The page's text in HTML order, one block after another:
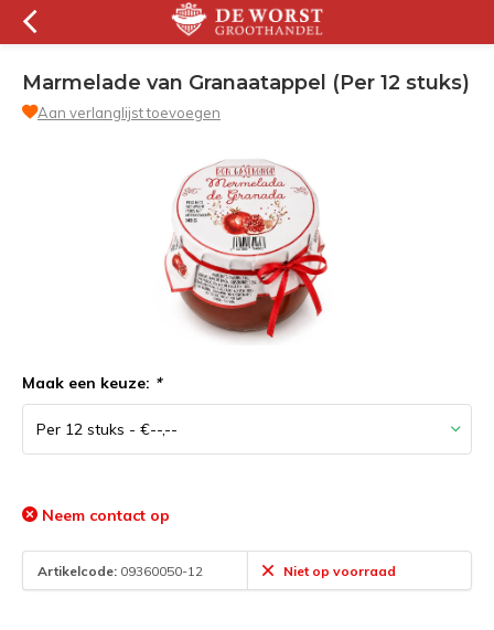
Marmelade van Granaatappel (Per 12 stuks)
Aan verlanglijst toevoegen
Maak een keuze: *
Neem contact op
Artikelcode: 09360050-12 Niet op voorraad